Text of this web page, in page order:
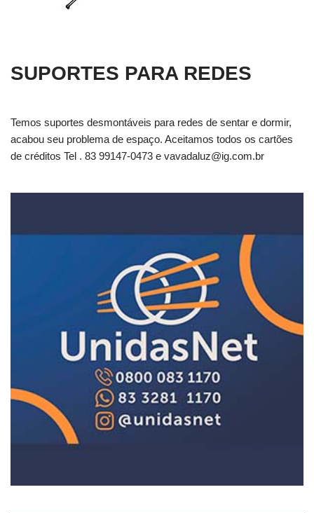
SUPORTES PARA REDES
Temos suportes desmontáveis para redes de sentar e dormir,
acabou seu problema de espaço. Aceitamos todos os cartões
de créditos Tel . 83 99147-0473 e vavadaluz@ig.com.br